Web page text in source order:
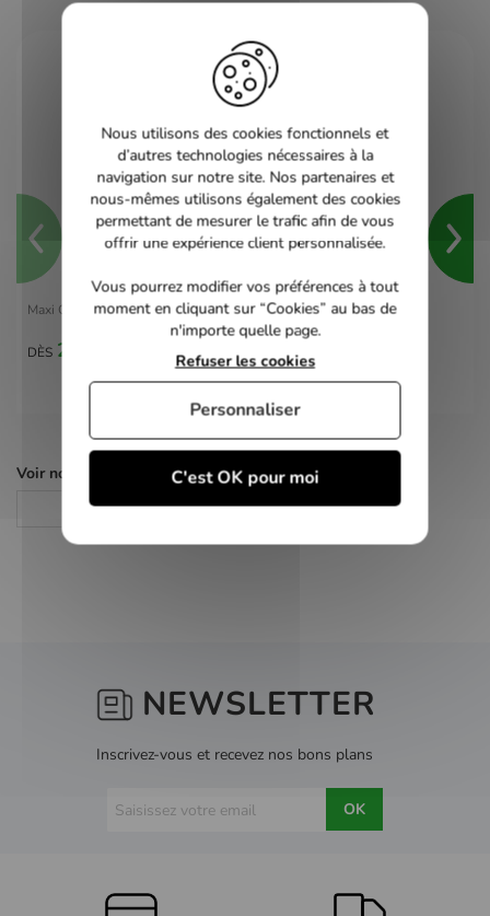
Maxi Quiz du Foot Francais - PS2
DÈS 2,00 €
Voir nos autres pages :
Jeux PS2
NEWSLETTER
Inscrivez-vous et recevez nos bons plans
OK
Nous utilisons des cookies fonctionnels et
d’autres technologies nécessaires à la
navigation sur notre site. Nos partenaires et
nous-mêmes utilisons également des cookies
permettant de mesurer le trafic afin de vous
offrir une expérience client personnalisée.
Vous pourrez modifier vos préférences à tout
moment en cliquant sur “Cookies” au bas de
n'importe quelle page.
C'est OK pour moi
Refuser les cookies
Personnaliser